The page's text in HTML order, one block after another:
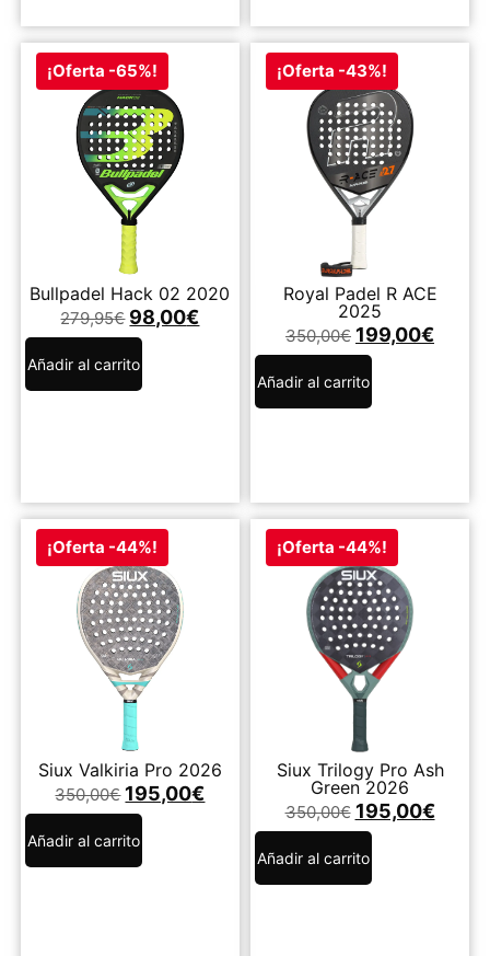
¡Oferta -65%!
Bullpadel Hack 02 2020
279,95€ 98,00€
Añadir al carrito
¡Oferta -43%!
Royal Padel R ACE
2025
350,00€ 199,00€
Añadir al carrito
¡Oferta -44%!
Siux Valkiria Pro 2026
350,00€ 195,00€
Añadir al carrito
¡Oferta -44%!
Siux Trilogy Pro Ash
Green 2026
350,00€ 195,00€
Añadir al carrito